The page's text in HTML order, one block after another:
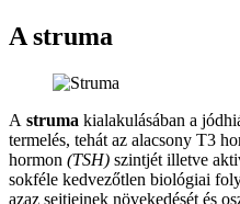
A struma
A struma kialakulásában a
termelés, tehát az alacsony T3
hormon (TSH) szintjét illetve
sokféle kedvezőtlen biológiai
azaz sejtjeinek növekedését és